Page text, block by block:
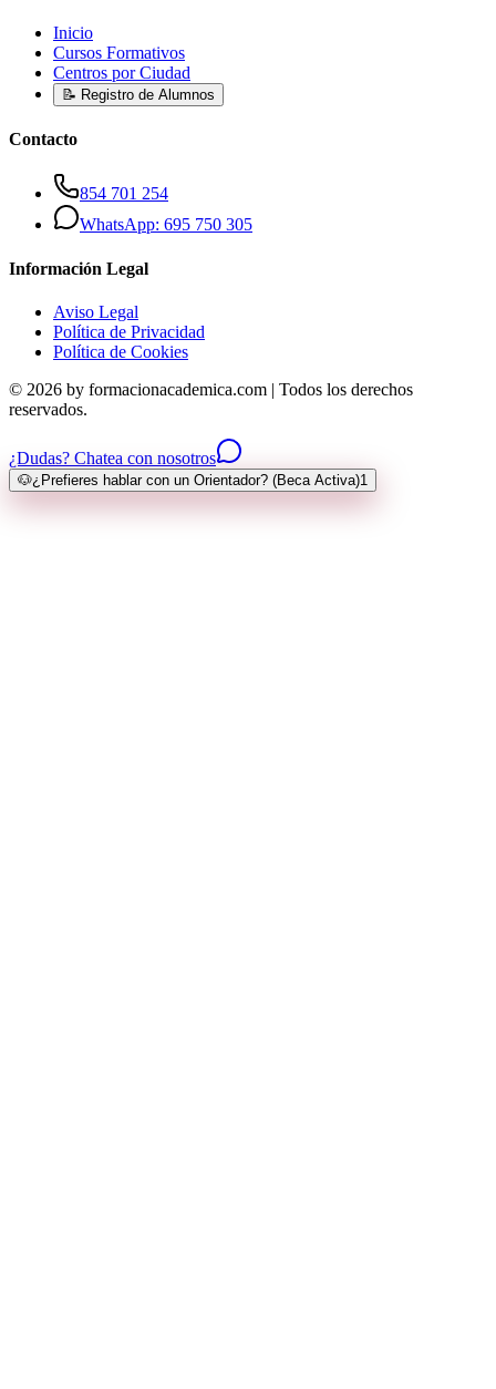
Inicio
Cursos Formativos
Centros por Ciudad
📝 Registro de Alumnos
Contacto
854 701 254
WhatsApp: 695 750 305
Información Legal
Aviso Legal
Política de Privacidad
Política de Cookies
© 2026 by formacionacademica.com | Todos los derechos
reservados.
¿Dudas? Chatea con nosotros
🐶¿Prefieres hablar con un Orientador? (Beca Activa)1